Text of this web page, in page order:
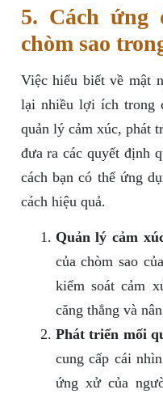
5. Cách ứng
chòm sao
Việc hiểu biết về mật
lại nhiều lợi ích trong
quản lý cảm xúc, phát
đưa ra các quyết định
cách bạn có thể ứng
cách hiệu quả.
Quản lý cảm
của chòm sao
kiểm soát cảm
căng thẳng và
Phát triển mối
cung cấp cái
ứng xử của